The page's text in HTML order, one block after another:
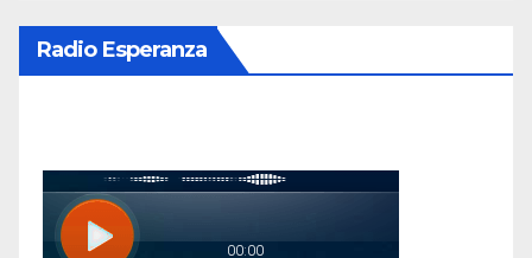
Radio Esperanza